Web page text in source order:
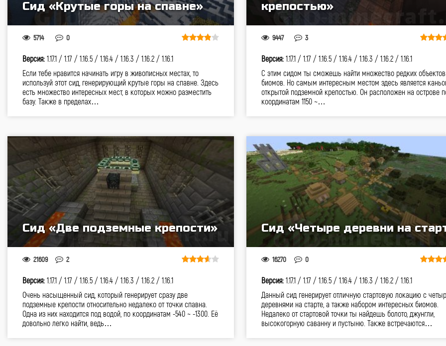
Сид «Крутые горы на спавне»
5714 0
Версия: 1.17.1 / 1.17 / 1.16.5 / 1.16.4 / 1.16.3 / 1.16.2 / 1.16.1
Если тебе нравится начинать игру в живописных местах, то
используй этот сид, генерирующий крутые горы на спавне. Здесь
есть множество интересных мест, в которых можно разместить
базу. Также в пределах…
крепостью»
9447 3
Версия:1.17.1 /1.17 /1.16.5 /1.16.4 /1.16.3 /1.16.2 /1.16.1
С этим сидом ты сможешь найти множество редких
биомов. Но самым интересным местом здесь является
открытой подземной крепостью. Он расположен на острове
координатам 1150 ~…
Сид «Две подземные крепости»
21609 2
Версия: 1.17.1 / 1.17 / 1.16.5 / 1.16.4 / 1.16.3 / 1.16.2 / 1.16.1
Очень насыщенный сид, который генерирует сразу две
подземные крепости относительно недалеко от точки спавна.
Одна из них находится под водой, по координатам -540 ~ -1300. Её
довольно легко найти, ведь…
Сид «Четыре деревни на
16270 0
Версия:1.17.1 /1.17 /1.16.5 /1.16.4 /1.16.3 /1.16.2 /1.16.1
Данный сид генерирует отличную стартовую локацию с
деревнями на старте, а также набором интересных биомов.
Недалеко от стартовой точки ты найдешь болото, джунгли,
высокогорную саванну и пустыню. Также встречаются…